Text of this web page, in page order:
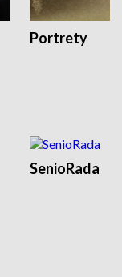
Portrety
SenioRada